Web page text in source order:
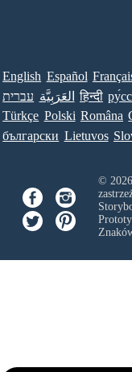
English Español
עברית العَرَبِيَّة हिन्दी
Türkçe Polski Româna
български Lietuvos
©